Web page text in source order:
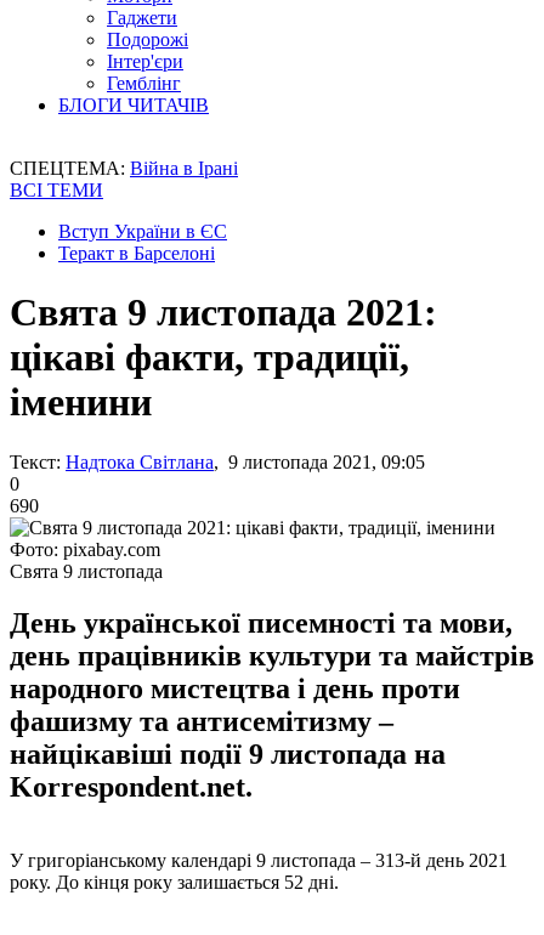
Гаджети
Подорожі
Інтер'єри
Гемблінг
БЛОГИ ЧИТАЧІВ
СПЕЦТЕМА: Війна в Ірані
ВСІ ТЕМИ
Вступ України в ЄС
Теракт в Барселоні
Свята 9 листопада 2021:
цікаві факти, традиції,
іменини
Текст: Надтока Світлана, 9 листопада 2021, 09:05
0
690
Фото: pixabay.com
Свята 9 листопада
День української писемності та мови,
день працівників культури та майстрів
народного мистецтва і день проти
фашизму та антисемітизму –
найцікавіші події 9 листопада на
Korrespondent.net.
У григоріанському календарі 9 листопада – 313-й день 2021
року. До кінця року залишається 52 дні.